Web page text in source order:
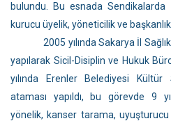
bulundu. Bu esnada
kurucu üyelik, yöneticilik ve başkanlık
2005 yılında Sakarya İl
yapılarak Sicil-Disiplin ve Hukuk
yılında Erenler Belediyesi
ataması yapıldı, bu görevde 9
yönelik, kanser tarama,